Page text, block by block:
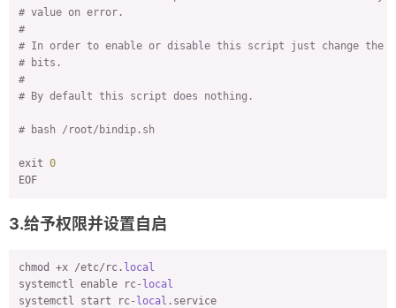
# value on error.
#
# In order to enable or disable this script just change the
# bits.
#
# By default this script does nothing.
# bash /root/bindip.sh
exit 0
EOF
3.给予权限并设置自启
chmod +x /etc/rc. local
systemctl enable rc- local
systemctl start rc- local .service